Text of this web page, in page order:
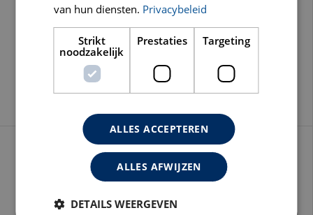
NATUURSTEEN / COMPOSIET CGN CLASSIC
METAAL CGM CLASSIC
van hun diensten. Privacybeleid
Strikt
noodzakelijk
Prestaties Targeting
ALLES ACCEPTEREN
ALLES AFWIJZEN
DETAILS WEERGEVEN